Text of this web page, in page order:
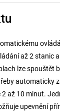
až 2 stanic
lze
automaticky
až 10 minut.
upevnění